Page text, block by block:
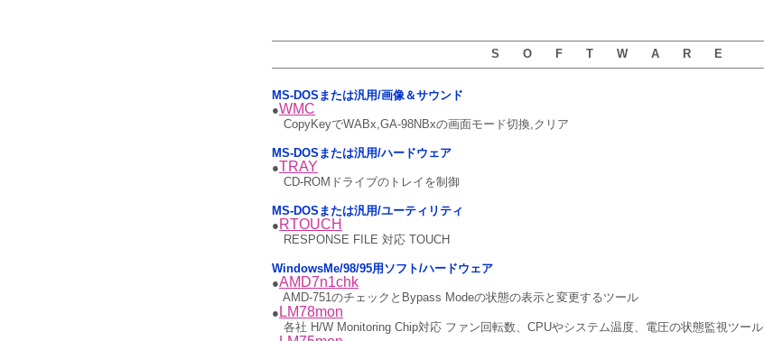
S O F T W A R E
MS-DOSまたは汎用/画像＆サウンド
●WMC
CopyKeyでWABx,GA-98NBxの画面モード切換,クリア
MS-DOSまたは汎用/ハードウェア
●TRAY
CD-ROMドライブのトレイを制御
MS-DOSまたは汎用/ユーティリティ
● RTOUCH
RESPONSE FILE 対応 TOUCH
WindowsMe/98/95用ソフト/ハードウェア
●AMD7n1chk
AMD-751のチェックとBypass Modeの状態の表示と変更するツール
● LM78mon
各社 H/W Monitoring Chip対応 ファン回転数、CPUやシステム温度、電圧の状態監視ツール